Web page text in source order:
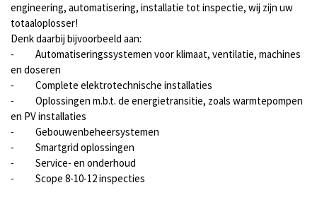
engineering, automatisering, installatie tot inspectie, wij zijn uw
totaaloplosser!
Denk daarbij bijvoorbeeld aan:
-
Automatiseringssystemen voor klimaat, ventilatie, machines
en doseren
-
Complete elektrotechnische installaties
-
Oplossingen m.b.t. de energietransitie, zoals warmtepompen
en PV installaties
-
Gebouwenbeheersystemen
-
Smartgrid oplossingen
-
Service- en onderhoud
-
Scope 8-10-12 inspecties